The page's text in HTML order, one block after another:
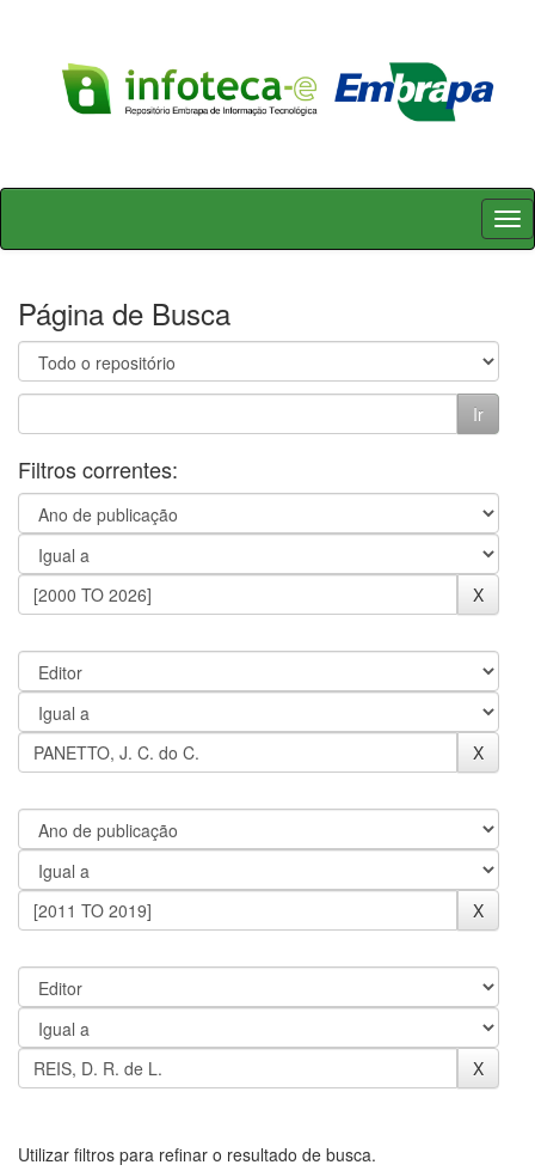
Skip
Página de Busca
Filtros correntes:
Utilizar filtros para refinar o resultado de busca.